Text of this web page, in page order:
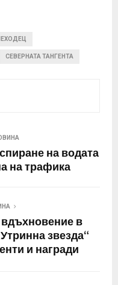
СЕВЕРНАТА ТАНГЕНТА
на водата
на трафика
в
звезда“
и награди